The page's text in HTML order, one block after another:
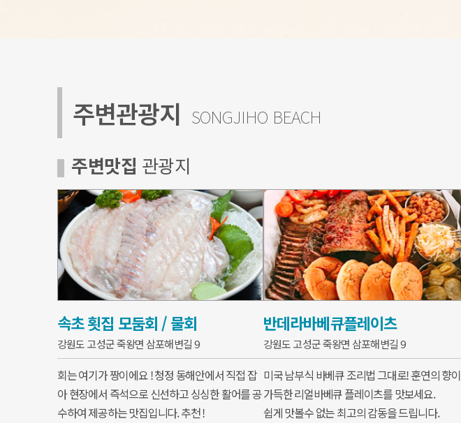
주변관광지 SONGJIHO BEACH
주변맛집 관광지
속초 횟집 모둠회 / 물회
강원도 고성군 죽왕면 삼포해변길 9
회는 여기가 짱이에요 ! 청정 동해안에서 직접 잡
아 현장에서 즉석으로 신선하고 싱싱한 활어를 공
수하여 제공하는 맛집입니다. 추천 !
반데라바베큐플레이츠
강원도 고성군 죽왕면 삼포해변길 9
미국 남부식 바베큐 조리법 그대로! 훈연의 향이
가득한 리얼바베큐 플레이츠를 맛보세요.
쉽게 맛볼수 없는 최고의 감동을 드립니다.